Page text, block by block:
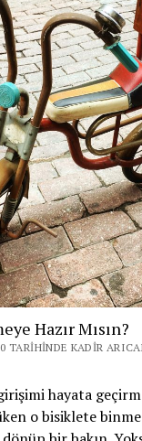
Hazır Mısın?
TARIHINDE KADIR
hayata
o bisiklete